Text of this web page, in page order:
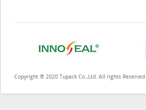
Copyright ® 2020 Tupack Co.,Ltd. All rights Reserved